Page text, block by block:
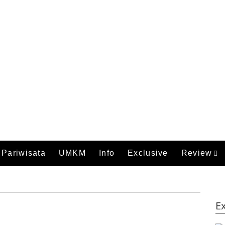
Pariwisata UMKM Info Exclusive Review